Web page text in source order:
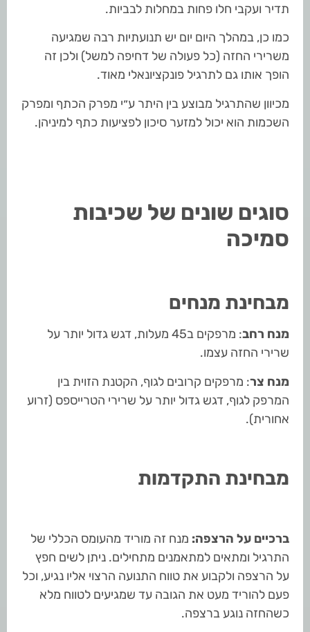
תדיר ועקבי חלו פחות במחלות לבביות.
כמו כן, במהלך היום יום יש תנועתיות רבה שמגיעה
משרירי החזה (כל פעולה של דחיפה למשל) ולכן זה
הופך אותו גם לתרגיל פונקציונאלי מאוד.
מכיוון שהתרגיל מבוצע בין היתר ע״י מפרק הכתף ומפרק
השכמות הוא יכול למזער סיכון לפציעות כתף למיניהן.
סוגים שונים של שכיבות
סמיכה
מבחינת מנחים
מנח רחב
: מרפקים ב45 מעלות, דגש גדול יותר על
שרירי החזה עצמו.
מנח צר: מרפקים קרובים לגוף, הקטנת הזוית בין
המרפק לגוף, דגש גדול יותר על שרירי הטרייספס (זרוע
אחורית).
מבחינת התקדמות
ברכיים על הרצפה: מנח זה מוריד מהעומס הכללי של
התרגיל ומתאים למתאמנים מתחילים. ניתן לשים חפץ
על הרצפה ולקבוע את טווח התנועה הרצוי אליו נגיע, וכל
פעם להוריד מעט את הגובה עד שמגיעים לטווח מלא
כשהחזה נוגע ברצפה.